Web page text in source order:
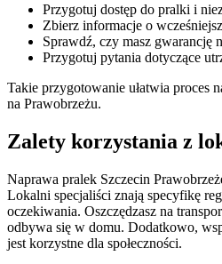
Przygotuj dostęp do pralki i
Zbierz informacje o
Sprawdź, czy masz gwarancję
Przygotuj pytania dotyczące
Takie przygotowanie ułatwia proces
na Prawobrzeżu.
Zalety korzystania z
Naprawa pralek Szczecin
Lokalni specjaliści znają specyfikę
oczekiwania. Oszczędzasz na
odbywa się w domu. Dodatkowo,
jest korzystne dla społeczności.